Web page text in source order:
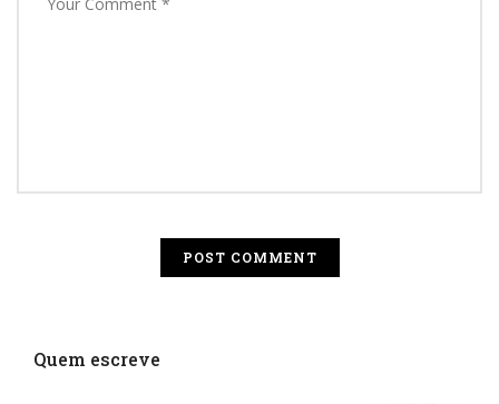
Quem escreve